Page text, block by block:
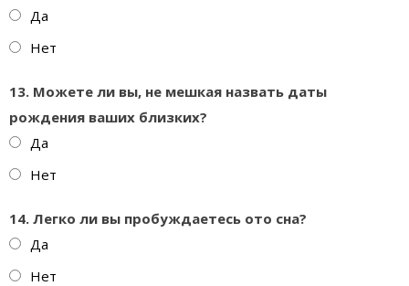
Да
Нет
13. Можете ли вы, не мешкая назвать даты
рождения ваших близких?
Да
Нет
14. Легко ли вы пробуждаетесь ото сна?
Да
Нет